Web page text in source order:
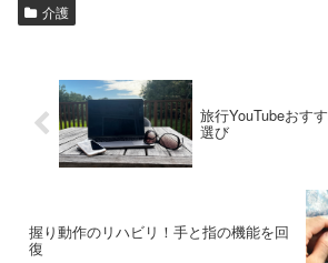
介護
旅行YouTubeおす
選び
握り動作のリハビリ！手と指の機能を回
復